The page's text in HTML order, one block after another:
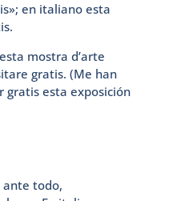
en italiano esta
mostra d’arte
gratis. (Me han
gratis esta exposición
ante todo,